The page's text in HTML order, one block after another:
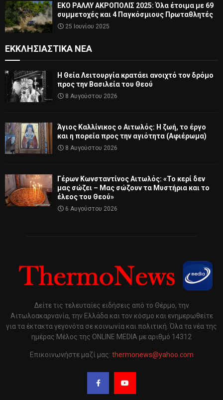
ΕΚΟ ΡΑΛΛΥ ΑΚΡΟΠΟΛΙΣ 2025: Όλα έτοιμα με 69
συμμετοχές και 4 Παγκόσμιους Πρωταθλητές
25 Ιουνίου 2025
ΕΚΚΛΗΣΙΑΣΤΙΚΆ ΝΈΑ
Η Θεία Λειτουργία κρατάει ανοιχτό τον δρόμο
προς την Βασιλεία του Θεού
8 Αυγούστου 2026
Άγιος Καλλίνικος ο Αιτωλός: Η ζωή, το έργο
και η πορεία προς την αγιότητα (Αφιέρωμα)
8 Αυγούστου 2026
Γέρων Κωνσταντίνος Αιτωλός: «Το κερί δεν
μας σώζει – Μας σώζουν τα Μυστήρια και το
έλεος του Θεού»
6 Αυγούστου 2026
Δείτε τις τελευταίες ειδήσεις από το Θέρμο, την
Αιτωλοακαρνανία, την Ελλάδα και τον κόσμο και ενημερωθείτε
για τα έκτακτα γεγονότα σε κοινωνία και πολιτική. Όλα τα νέα της
ημέρας Μέλος της ONLINE MEDIA με αριθμό 14312
Επικοινωνήστε μαζί μας: thermonews@yahoo.com